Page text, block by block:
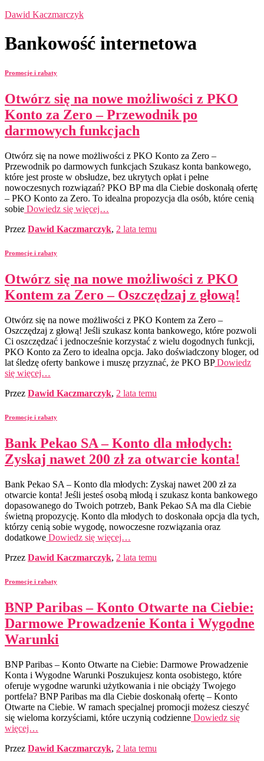
Dawid Kaczmarczyk
Bankowość internetowa
Promocje i rabaty
Otwórz się na nowe możliwości z PKO
Konto za Zero – Przewodnik po
darmowych funkcjach
Otwórz się na nowe możliwości z PKO Konto za Zero –
Przewodnik po darmowych funkcjach Szukasz konta bankowego,
które jest proste w obsłudze, bez ukrytych opłat i pełne
nowoczesnych rozwiązań? PKO BP ma dla Ciebie doskonałą ofertę
– PKO Konto za Zero. To idealna propozycja dla osób, które cenią
sobie Dowiedz się więcej…
Przez Dawid Kaczmarczyk, 2 lata temu
Promocje i rabaty
Otwórz się na nowe możliwości z PKO
Kontem za Zero – Oszczędzaj z głową!
Otwórz się na nowe możliwości z PKO Kontem za Zero –
Oszczędzaj z głową! Jeśli szukasz konta bankowego, które pozwoli
Ci oszczędzać i jednocześnie korzystać z wielu dogodnych funkcji,
PKO Konto za Zero to idealna opcja. Jako doświadczony bloger, od
lat śledzę oferty bankowe i muszę przyznać, że PKO BPDowiedz
się więcej…
Przez Dawid Kaczmarczyk, 2 lata temu
Promocje i rabaty
Bank Pekao SA – Konto dla młodych:
Zyskaj nawet 200 zł za otwarcie konta!
Bank Pekao SA – Konto dla młodych: Zyskaj nawet 200 zł za
otwarcie konta! Jeśli jesteś osobą młodą i szukasz konta bankowego
dopasowanego do Twoich potrzeb, Bank Pekao SA ma dla Ciebie
świetną propozycję. Konto dla młodych to doskonała opcja dla tych,
którzy cenią sobie wygodę, nowoczesne rozwiązania oraz
dodatkowe Dowiedz się więcej…
Przez Dawid Kaczmarczyk, 2 lata temu
Promocje i rabaty
BNP Paribas – Konto Otwarte na Ciebie:
Darmowe Prowadzenie Konta i Wygodne
Warunki
BNP Paribas – Konto Otwarte na Ciebie: Darmowe Prowadzenie
Konta i Wygodne Warunki Poszukujesz konta osobistego, które
oferuje wygodne warunki użytkowania i nie obciąży Twojego
portfela? BNP Paribas ma dla Ciebie doskonałą ofertę – Konto
Otwarte na Ciebie. W ramach specjalnej promocji możesz cieszyć
się wieloma korzyściami, które uczynią codzienne Dowiedz się
więcej…
Przez Dawid Kaczmarczyk, 2 lata temu